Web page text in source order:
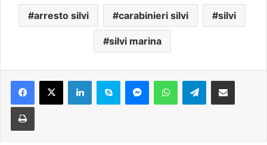
arresto silvi carabinieri silvi silvi
silvi marina
Telegram